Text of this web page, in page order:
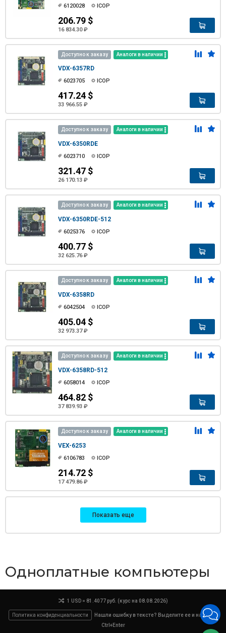
6120028 ICOP
206.79 $
16 834.30 ₽
Доступно к заказу Аналоги в наличии
VDX-6357RD
6023705 ICOP
417.24 $
33 966.55 ₽
Доступно к заказу Аналоги в наличии
VDX-6350RDE
6023710 ICOP
321.47 $
26 170.13 ₽
Доступно к заказу Аналоги в наличии
VDX-6350RDE-512
6025376 ICOP
400.77 $
32 625.76 ₽
Доступно к заказу Аналоги в наличии
VDX-6358RD
6042504 ICOP
405.04 $
32 973.37 ₽
Доступно к заказу Аналоги в наличии
VDX-6358RD-512
6058014 ICOP
464.82 $
37 839.93 ₽
Доступно к заказу Аналоги в наличии
VEX-6253
6106783 ICOP
214.72 $
17 479.86 ₽
Показать еще
Одноплатные компьютеры
1 USD = 81.4077 руб. (курс на 08.08.2026)
Политика конфиденциальности
Нашли ошибку в тексте? Выделите ее и нажмите
Ctrl+Enter